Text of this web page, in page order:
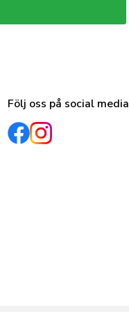
Följ oss på social media